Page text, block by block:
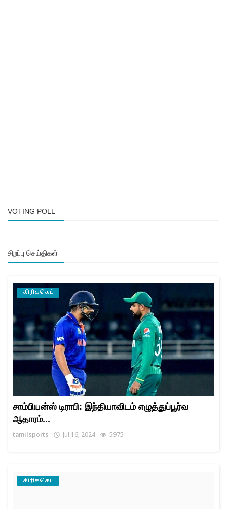
VOTING POLL
சிறப்பு செய்திகள்
கிரிக்கெட்
சாம்பியன்ஸ் டிராபி: இந்தியாவிடம் எழுத்துப்பூர்வ
ஆதாரம்...
tamilsports Jul 16, 2024 5975
கிரிக்கெட்